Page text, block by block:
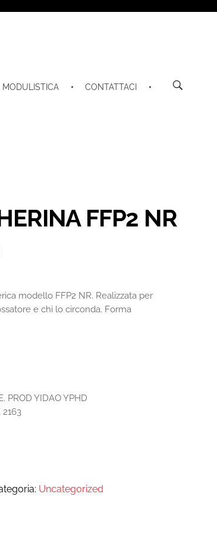
MODULISTICA
CONTATTACI
FFP2 NR
modello FFP2 NR. Realizzata per
e chi lo circonda. Forma
PROD YIDAO YPHD
2163
Uncategorized